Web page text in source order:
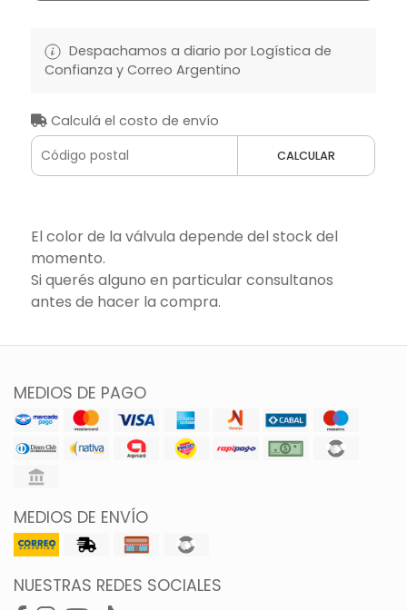
Despachamos a diario por Logística de
Confianza y Correo Argentino
Calculá el costo de envío
CALCULAR
El color de la válvula depende del stock del
momento.
Si querés alguno en particular consultanos
antes de hacer la compra.
MEDIOS DE PAGO
MEDIOS DE ENVÍO
NUESTRAS REDES SOCIALES